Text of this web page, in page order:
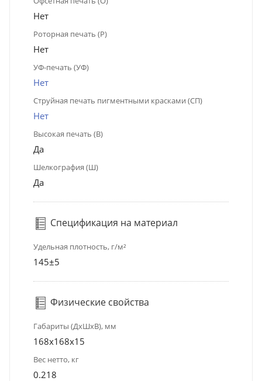
Нет
Роторная печать (Р)
Нет
УФ-печать (УФ)
Нет
Струйная печать пигментными красками (СП)
Нет
Высокая печать (В)
Да
Шелкография (Ш)
Да
Спецификация на материал
Удельная плотность, г/м²
145±5
Физические свойства
Габариты (ДхШхВ), мм
168x168x15
Вес нетто, кг
0.218